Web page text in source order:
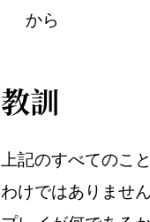
から
教訓
上記のすべてのこ
わけではありませ